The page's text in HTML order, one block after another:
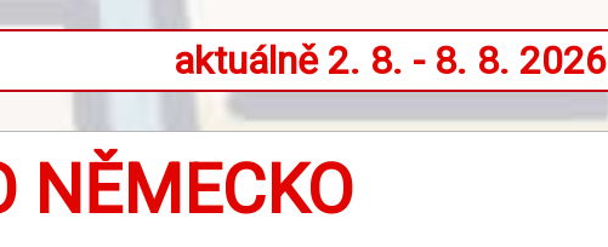
aktuálně 2. 8. - 8. 8. 2026
NĚMECKO